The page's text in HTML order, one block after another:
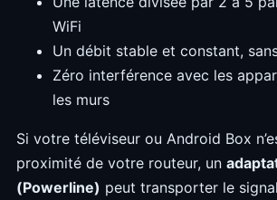
WiFi
Un débit stable et constant,
Zéro interférence avec les
les murs
Si votre téléviseur ou Android Box
proximité de votre routeur, un
(Powerline) peut transporter le